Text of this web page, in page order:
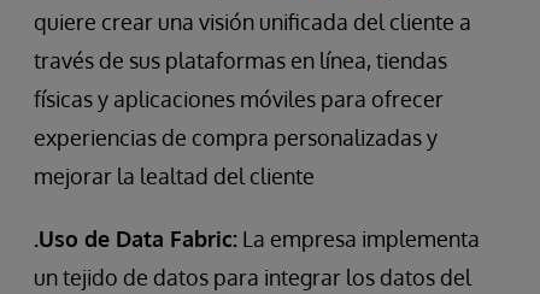
quiere crear una visión unificada del cliente a
través de sus plataformas en línea, tiendas
físicas y aplicaciones móviles para ofrecer
experiencias de compra personalizadas y
mejorar la lealtad del cliente
.Uso de Data Fabric: La empresa implementa
un tejido de datos para integrar los datos del